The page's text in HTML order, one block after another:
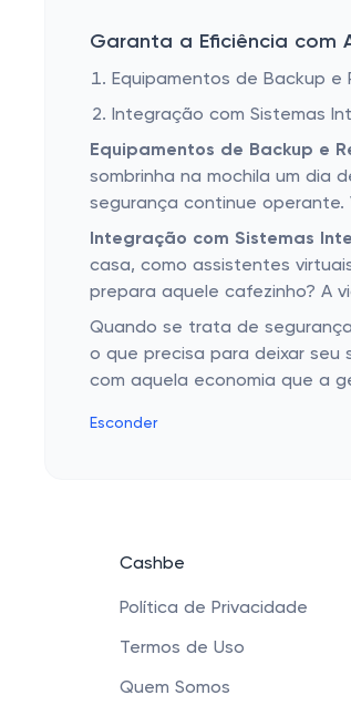
Garanta a Eficiência com
Equipamentos de Backup e
Integração com Sistemas
Equipamentos de Backup e
sombrinha na mochila um dia
segurança continue
Integração com Sistemas
casa, como assistentes
prepara aquele cafezinho? A
Quando se trata de
o que precisa para deixar seu
com aquela economia que a
Esconder
Cashbe
Política de Privacidade
Termos de Uso
Quem Somos